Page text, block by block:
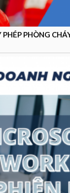
PHÉP PHÒNG